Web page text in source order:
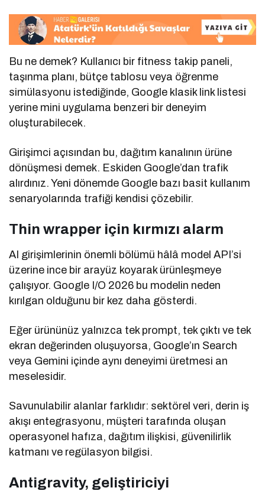
Bu ne demek? Kullanıcı bir fitness takip paneli,
taşınma planı, bütçe tablosu veya öğrenme
simülasyonu istediğinde, Google klasik link listesi
yerine mini uygulama benzeri bir deneyim
oluşturabilecek.
Girişimci açısından bu, dağıtım kanalının ürüne
dönüşmesi demek. Eskiden Google’dan trafik
alırdınız. Yeni dönemde Google bazı basit kullanım
senaryolarında trafiği kendisi çözebilir.
Thin wrapper için kırmızı alarm
AI girişimlerinin önemli bölümü hâlâ model API’si
üzerine ince bir arayüz koyarak ürünleşmeye
çalışıyor. Google I/O 2026 bu modelin neden
kırılgan olduğunu bir kez daha gösterdi.
Eğer ürününüz yalnızca tek prompt, tek çıktı ve tek
ekran değerinden oluşuyorsa, Google’ın Search
veya Gemini içinde aynı deneyimi üretmesi an
meselesidir.
Savunulabilir alanlar farklıdır: sektörel veri, derin iş
akışı entegrasyonu, müşteri tarafında oluşan
operasyonel hafıza, dağıtım ilişkisi, güvenilirlik
katmanı ve regülasyon bilgisi.
Antigravity, geliştiriciyi